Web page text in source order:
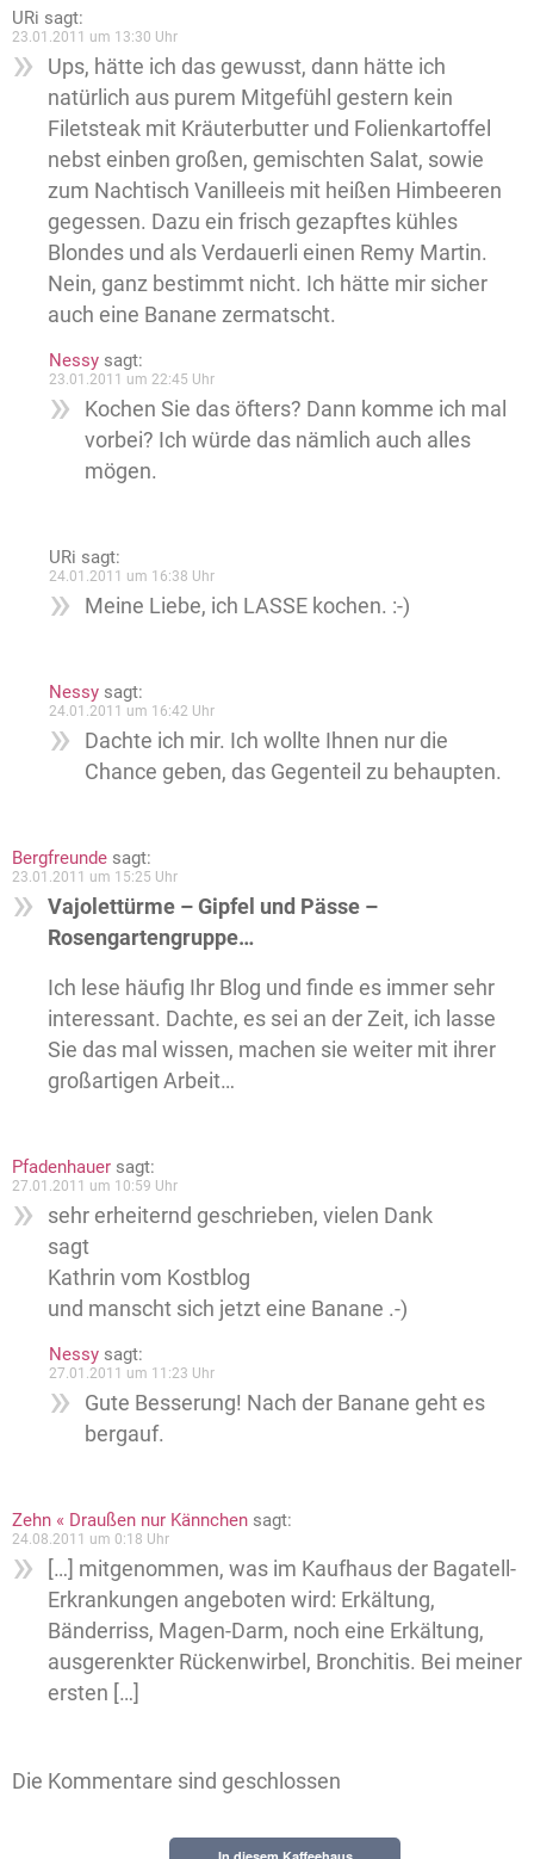
URi sagt:
23.01.2011 um 13:30 Uhr
Ups, hätte ich das gewusst, dann hätte ich
natürlich aus purem Mitgefühl gestern kein
Filetsteak mit Kräuterbutter und Folienkartoffel
nebst einben großen, gemischten Salat, sowie
zum Nachtisch Vanilleeis mit heißen Himbeeren
gegessen. Dazu ein frisch gezapftes kühles
Blondes und als Verdauerli einen Remy Martin.
Nein, ganz bestimmt nicht. Ich hätte mir sicher
auch eine Banane zermatscht.
Nessy sagt:
23.01.2011 um 22:45 Uhr
Kochen Sie das öfters? Dann komme ich mal
vorbei? Ich würde das nämlich auch alles
mögen.
URi sagt:
24.01.2011 um 16:38 Uhr
Meine Liebe, ich LASSE kochen. :-)
Nessy sagt:
24.01.2011 um 16:42 Uhr
Dachte ich mir. Ich wollte Ihnen nur die
Chance geben, das Gegenteil zu behaupten.
Bergfreunde sagt:
23.01.2011 um 15:25 Uhr
Vajolettürme – Gipfel und Pässe –
Rosengartengruppe…
Ich lese häufig Ihr Blog und finde es immer sehr
interessant. Dachte, es sei an der Zeit, ich lasse
Sie das mal wissen, machen sie weiter mit ihrer
großartigen Arbeit…
Pfadenhauer sagt:
27.01.2011 um 10:59 Uhr
sehr erheiternd geschrieben, vielen Dank
sagt
Kathrin vom Kostblog
und manscht sich jetzt eine Banane .-)
Nessy sagt:
27.01.2011 um 11:23 Uhr
Gute Besserung! Nach der Banane geht es
bergauf.
Zehn « Draußen nur Kännchen sagt:
24.08.2011 um 0:18 Uhr
[…] mitgenommen, was im Kaufhaus der Bagatell-
Erkrankungen angeboten wird: Erkältung,
Bänderriss, Magen-Darm, noch eine Erkältung,
ausgerenkter Rückenwirbel, Bronchitis. Bei meiner
ersten […]
Die Kommentare sind geschlossen